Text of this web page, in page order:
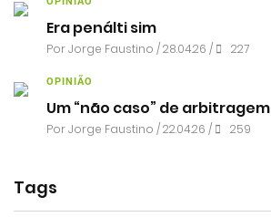
Era penálti sim
PorJorge Faustino / 28.04.26 / 227
OPINIÃO
Um “não caso” de arbitragem
PorJorge Faustino / 22.04.26 / 259
Tags